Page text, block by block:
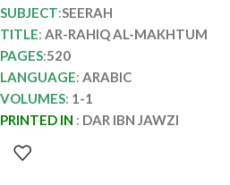
SUBJECT:SEERAH
TITLE: AR-RAHIQ AL-MAKHTUM
PAGES:520
LANGUAGE: ARABIC
VOLUMES: 1-1
PRINTED IN : DAR IBN JAWZI